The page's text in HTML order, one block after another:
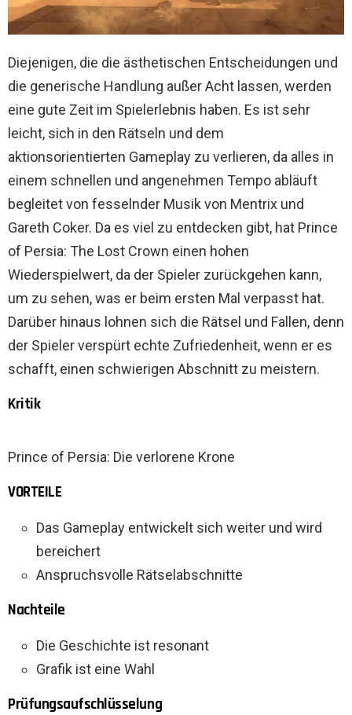
Diejenigen, die die ästhetischen Entscheidungen und
die generische Handlung außer Acht lassen, werden
eine gute Zeit im Spielerlebnis haben. Es ist sehr
leicht, sich in den Rätseln und dem
aktionsorientierten Gameplay zu verlieren, da alles in
einem schnellen und angenehmen Tempo abläuft
begleitet von fesselnder Musik von Mentrix und
Gareth Coker. Da es viel zu entdecken gibt, hat Prince
of Persia: The Lost Crown einen hohen
Wiederspielwert, da der Spieler zurückgehen kann,
um zu sehen, was er beim ersten Mal verpasst hat.
Darüber hinaus lohnen sich die Rätsel und Fallen, denn
der Spieler verspürt echte Zufriedenheit, wenn er es
schafft, einen schwierigen Abschnitt zu meistern.
Kritik
Prince of Persia: Die verlorene Krone
VORTEILE
Das Gameplay entwickelt sich weiter und wird
bereichert
Anspruchsvolle Rätselabschnitte
Nachteile
Die Geschichte ist resonant
Grafik ist eine Wahl
Prüfungsaufschlüsselung